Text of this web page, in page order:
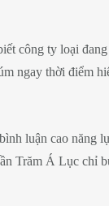
công ty loại
ngay thời điểm
luận cao năng
Trăm Á Lục chỉ